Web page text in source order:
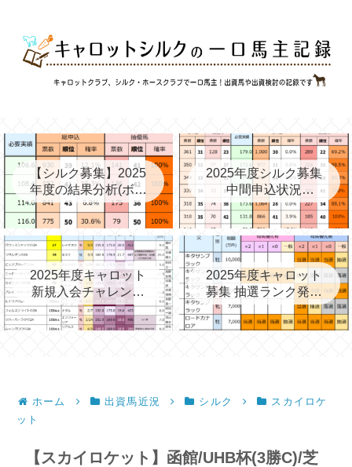
【シルク募集】2025
年度の結果分析(ボー
ダー、確率、昨年度
との比較など)
2025年度シルク募集
中間申込状況
②(08/06)と昨年の中
間③→最終
2025年度キャロット
新規入会チャレンジ
と第2次募集を考える
2025年度キャロット
募集 抽選ランク発表
(09/11)
ホーム 出資馬近況 シルク
スカイロケ
ット
【スカイロケット】函館/UHB杯(3勝C)/芝